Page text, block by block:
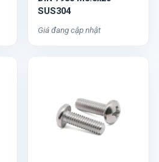
SUS304
Giá đang cập nhật